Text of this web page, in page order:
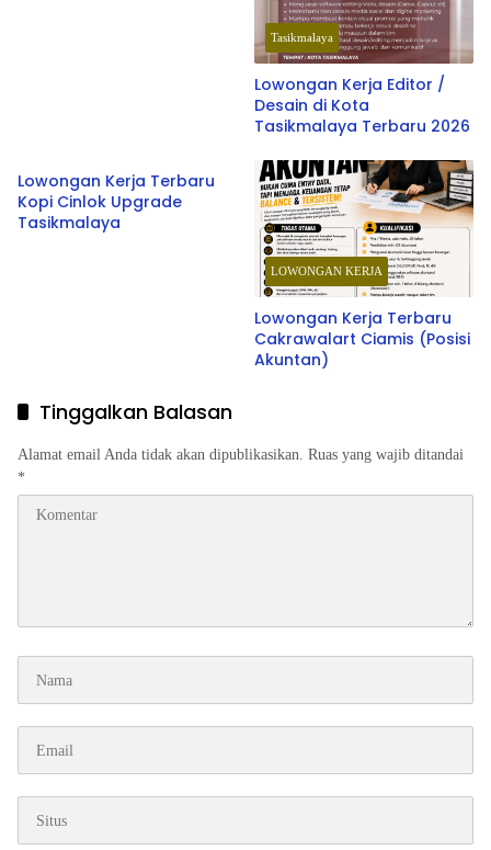
Tasikmalaya
Lowongan Kerja Editor /
Desain di Kota
Tasikmalaya Terbaru 2026
Lowongan Kerja Terbaru
Kopi Cinlok Upgrade
Tasikmalaya
LOWONGAN KERJA
Lowongan Kerja Terbaru
Cakrawalart Ciamis (Posisi
Akuntan)
Tinggalkan Balasan
Alamat email Anda tidak akan dipublikasikan. Ruas yang wajib ditandai
*